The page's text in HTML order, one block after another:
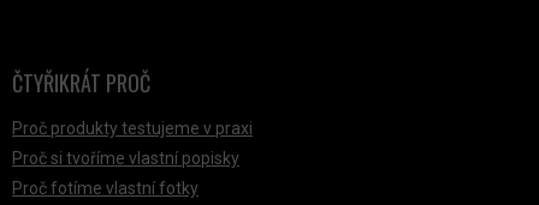
ČTYŘIKRÁT PROČ
Proč produkty testujeme v praxi
Proč si tvoříme vlastní popisky
Proč fotíme vlastní fotky